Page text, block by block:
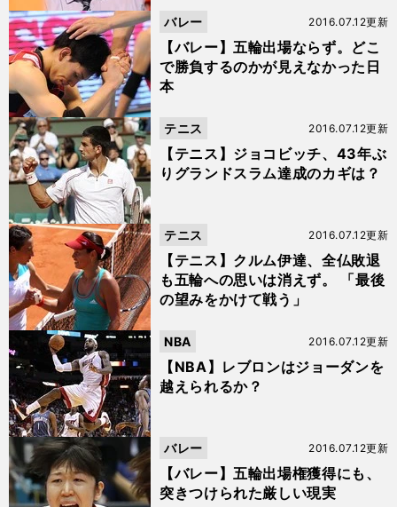
【バレー】五輪出場ならず。どこ
で勝負するのかが見えなかった日
本
2016.07.12更新
バレー
【テニス】ジョコビッチ、43年ぶ
りグランドスラム達成のカギは？
2016.07.12更新
テニス
【テニス】クルム伊達、全仏敗退
も五輪への思いは消えず。 「最後
の望みをかけて戦う」
2016.07.12更新
テニス
【NBA】レブロンはジョーダンを
越えられるか？
2016.07.12更新
NBA
【バレー】五輪出場権獲得にも、
突きつけられた厳しい現実
2016.07.12更新
バレー